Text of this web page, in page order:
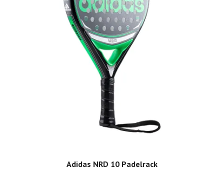
Adidas NRD 10 Padelrack